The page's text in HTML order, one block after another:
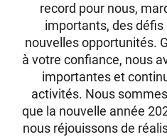
record pour nous,
importants, des
nouvelles opportunités.
à votre confiance, nous
importantes et
activités. Nous
que la nouvelle année
nous réjouissons de